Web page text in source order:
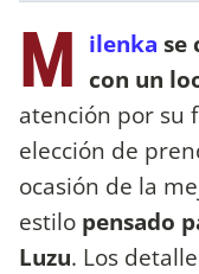
M ilenka se
con un
atención por su
elección de
ocasión de la
estilo pensado
Luzu. Los